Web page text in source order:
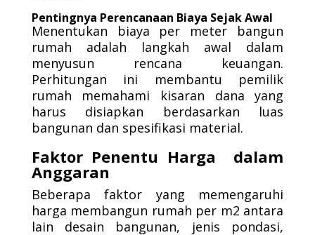
Pentingnya Perencanaan Biaya Sejak Awal
Menentukan biaya per meter bangun
rumah adalah langkah awal dalam
menyusun rencana keuangan.
Perhitungan ini membantu pemilik
rumah memahami kisaran dana yang
harus disiapkan berdasarkan luas
bangunan dan spesifikasi material.
Faktor Penentu Harga dalam
Anggaran
Beberapa faktor yang memengaruhi
harga membangun rumah per m2 antara
lain desain bangunan, jenis pondasi,